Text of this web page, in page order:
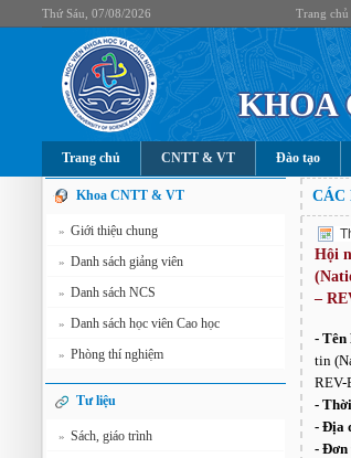
Thứ Sáu, 07/08/2026 Trang chủ
KHOA
Trang chủ CNTT & VT Đào tạo
Khoa CNTT & VT
» Giới thiệu chung
» Danh sách giảng viên
» Danh sách NCS
» Danh sách học viên Cao học
» Phòng thí nghiệm
Tư liệu
» Sách, giáo trình
CÁC
Hội
–
- Tên
tin
REV-
-
- Địa
- Đơn